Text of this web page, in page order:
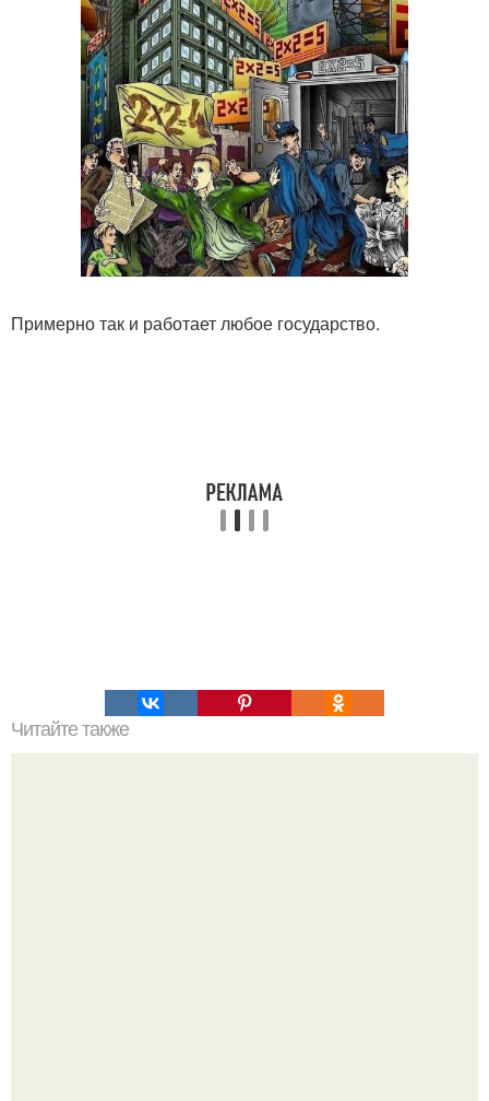
Примерно так и работает любое государство.
Читайте также